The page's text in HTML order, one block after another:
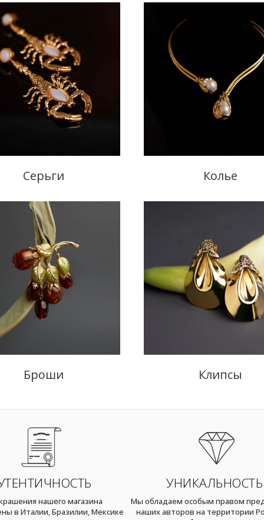
Серьги Колье
Броши Клипсы
нашего магазина
в Италии, Бразилии, Мексике
УНИКАЛЬНОСТЬ
Мы обладаем особым правом
наших авторов на территории